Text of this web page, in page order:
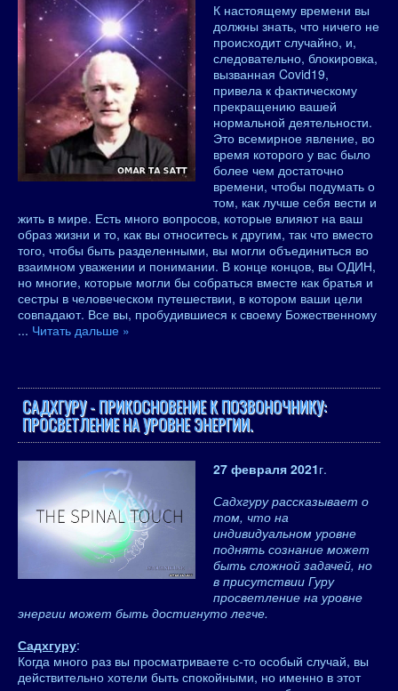
К настоящему времени вы
должны знать, что ничего не
происходит случайно, и,
следовательно, блокировка,
вызванная Covid19,
привела к фактическому
прекращению вашей
нормальной деятельности.
Это всемирное явление, во
время которого у вас было
более чем достаточно
времени, чтобы подумать о
том, как лучше себя вести и
жить в мире. Есть много вопросов, которые влияют на ваш
образ жизни и то, как вы относитесь к другим, так что вместо
того, чтобы быть разделенными, вы могли объединиться во
взаимном уважении и понимании. В конце концов, вы ОДИН,
но многие, которые могли бы собраться вместе как братья и
сестры в человеческом путешествии, в котором ваши цели
совпадают. Все вы, пробудившиеся к своему Божественному
... Читать дальше »
САДХГУРУ - ПРИКОСНОВЕНИЕ К ПОЗВОНОЧНИКУ:
ПРОСВЕТЛЕНИЕ НА УРОВНЕ ЭНЕРГИИ.
27 февраля 2021г.
Садхгуру рассказывает о
том, что на
индивидуальном уровне
поднять сознание может
быть сложной задачей, но
в присутствии Гуру
просветление на уровне
энергии может быть достигнуто легче.
Садхгуру:
Когда много раз вы просматриваете с-то особый случай, вы
действительно хотели быть спокойными, но именно в этот